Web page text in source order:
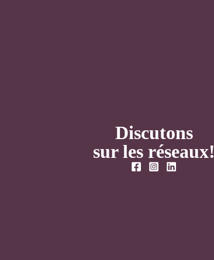
Discutons
sur les réseaux!